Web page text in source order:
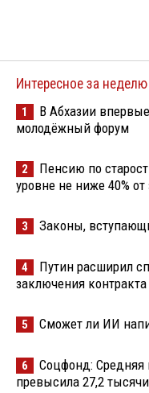
Интересное за неделю
1
В Абхазии
молодёжный форум
2
Пенсию по
уровне не ниже 40% от
3 Законы,
4
Путин расширил
заключения
5 Сможет ли ИИ
6
Соцфонд: Средняя
превысила 27,2 тысячи